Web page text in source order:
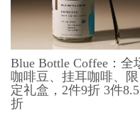
Blue Bottle Coffee：全
咖啡豆、挂耳咖啡、限
定礼盒，2件9折 3件8.5
折